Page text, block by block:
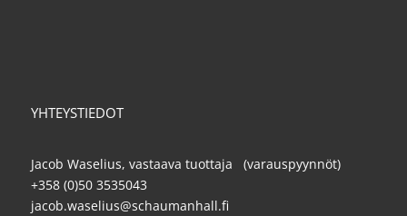
YHTEYSTIEDOT
Jacob Waselius, vastaava tuottaja (varauspyynnöt)
+358 (0)50 3535043
jacob.waselius@schaumanhall.fi